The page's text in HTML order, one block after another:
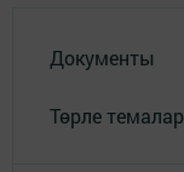
Документы
Төрле темалар